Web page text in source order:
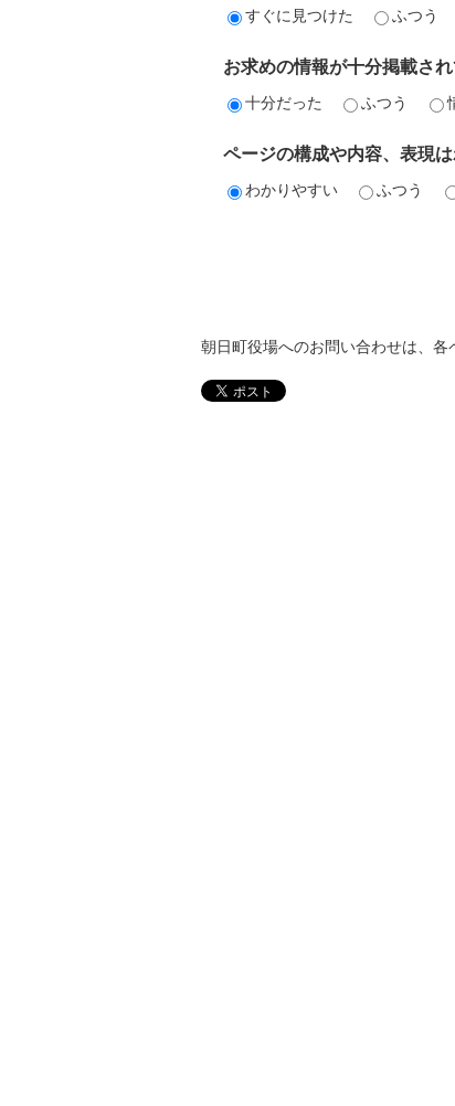
すぐに見つけた ふつう
お求めの情報が十分掲載さ
十分だった ふつう
ページの構成や内容、表現
わかりやすい ふつう
朝日町役場へのお問い合わせは、各